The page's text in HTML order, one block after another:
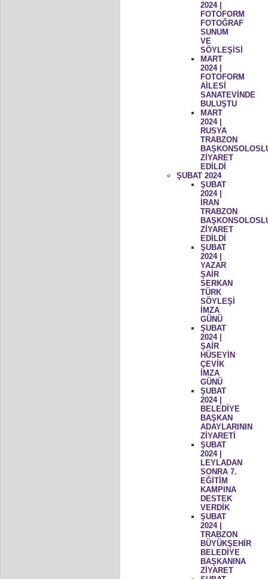
2024 |
FOTOFORM
FOTOĞRAF
SUNUM
VE
SÖYLEŞİSİ
MART
2024 |
FOTOFORM
AİLESİ
SANATEVİNDE
BULUŞTU
MART
2024 |
RUSYA
TRABZON
ZİYARET
EDİLDİ
ŞUBAT 2024
ŞUBAT
2024 |
İRAN
TRABZON
ZİYARET
EDİLDİ
ŞUBAT
2024 |
YAZAR
ŞAİR
SERKAN
TÜRK
SÖYLEŞİ
İMZA
GÜNÜ
ŞUBAT
2024 |
ŞAİR
HÜSEYİN
ÇEVİK
İMZA
GÜNÜ
ŞUBAT
2024 |
BELEDİYE
BAŞKAN
ADAYLARININ
ZİYARETİ
ŞUBAT
2024 |
LEYLADAN
SONRA 7.
EĞİTİM
KAMPINA
DESTEK
VERDİK
ŞUBAT
2024 |
TRABZON
BÜYÜKŞEHİR
BELEDİYE
BAŞKANINA
ZİYARET